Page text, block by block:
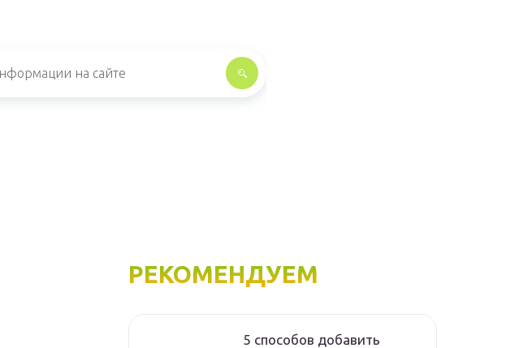
РЕКОМЕНДУЕМ
5 способов добавить